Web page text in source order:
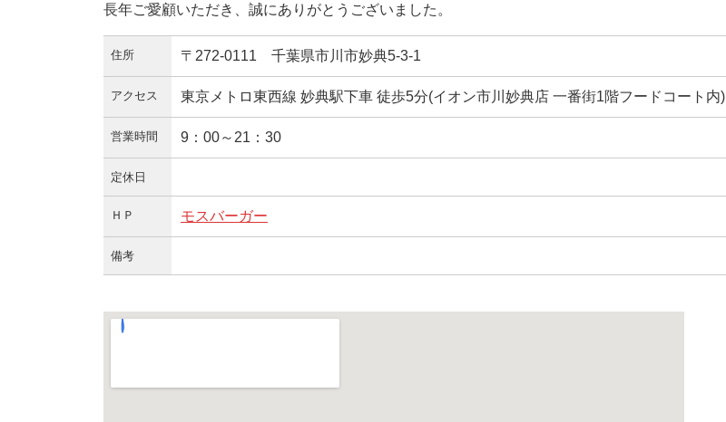
長年ご愛顧いただき、誠にありがとうございました。
住所 〒272-0111 千葉県市川市妙典5-3-1
アクセス 東京メトロ東西線 妙典駅下車 徒歩5分(イオン市川妙典店 一番街1階フードコート内)
営業時間 9：00～21：30
定休日
ＨＰ モスバーガー
備考